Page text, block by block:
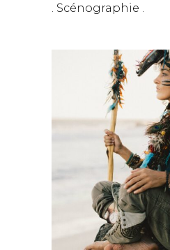
. Scénographie .